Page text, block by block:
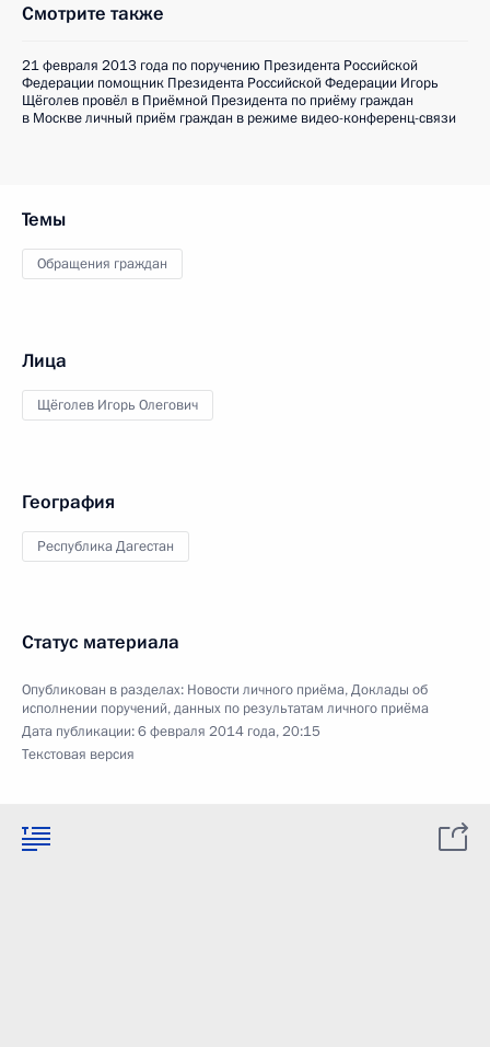
Смотрите также
21 февраля 2013 года по поручению Президента Российской
Федерации помощник Президента Российской Федерации Игорь
Щёголев провёл в Приёмной Президента по приёму граждан
в Москве личный приём граждан в режиме видео-конференц-связи
Темы
Обращения граждан
Лица
Щёголев Игорь Олегович
География
Республика Дагестан
Статус материала
Опубликован в разделах: Новости личного приёма,Доклады об
исполнении поручений, данных по результатам личного приёма
Дата публикации:6 февраля 2014 года, 20:15
Текстовая версия